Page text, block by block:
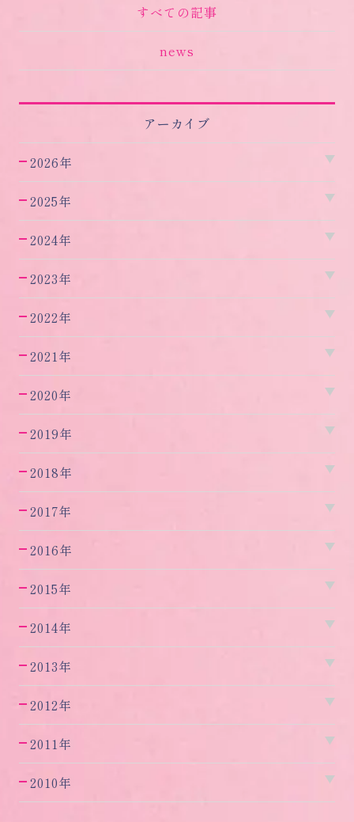
すべての記事
news
アーカイブ
2026年
2025年
2024年
2023年
2022年
2021年
2020年
2019年
2018年
2017年
2016年
2015年
2014年
2013年
2012年
2011年
2010年